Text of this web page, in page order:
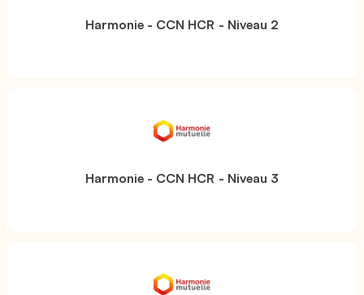
Harmonie - CCN HCR - Niveau 2
Harmonie - CCN HCR - Niveau 3